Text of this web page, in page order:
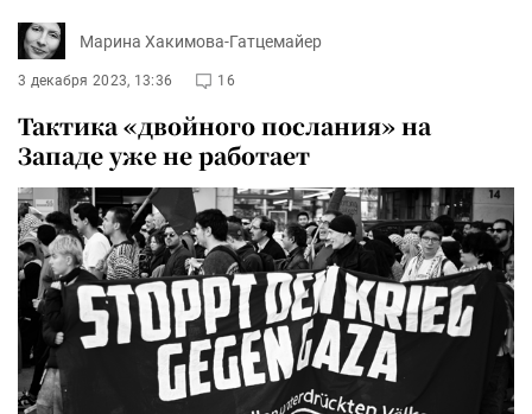
Марина Хакимова-Гатцемайер
3 декабря 2023, 13:36 16
Тактика «двойного послания» на
Западе уже не работает